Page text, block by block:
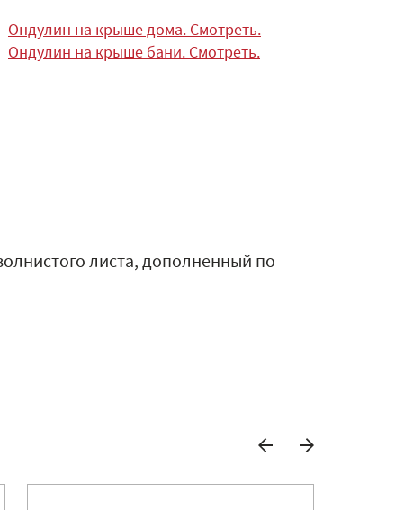
Ондулин на крыше дома. Смотреть.
Ондулин на крыше бани. Смотреть.
листа, дополненный по